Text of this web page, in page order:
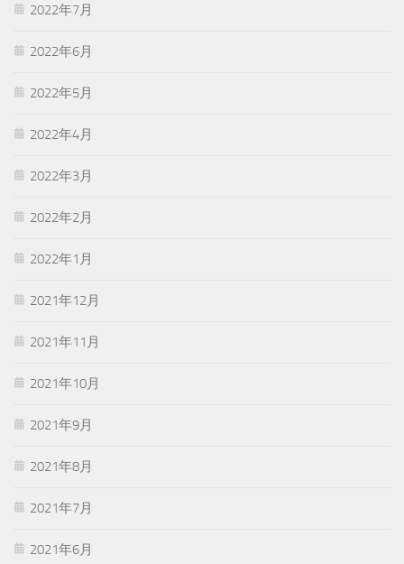
2022年7月
2022年6月
2022年5月
2022年4月
2022年3月
2022年2月
2022年1月
2021年12月
2021年11月
2021年10月
2021年9月
2021年8月
2021年7月
2021年6月